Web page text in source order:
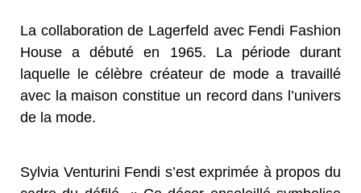
La collaboration de Lagerfeld avec Fendi Fashion
House a débuté en 1965. La période durant
laquelle le célèbre créateur de mode a travaillé
avec la maison constitue un record dans l’univers
de la mode.
Sylvia Venturini Fendi s’est exprimée à propos du